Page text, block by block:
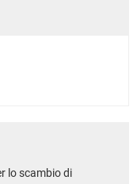
lo scambio di